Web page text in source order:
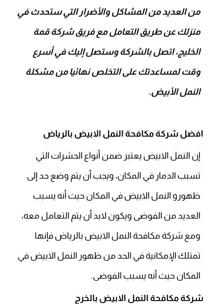
من العديد من المشاكل والأضرار التي ستحدث في
منزلك عن طريق التعامل مع فريق شركة قمة
الخليج، اتصل بالشركة وستصل إليك في أسرع
وقت لمساعدتك على التخلص نهائيا من مشكلة
النمل الأبيض.
افضل شركة مكافحة النمل الابيض بالرياض
إن النمل الابيض يعتبر ضمن أنواع الحشرات التي
تسبب الدمار في المكان، ويجب أن يتم وضع حد إلى
ظهورو النمل الابيض في المكان حيث أنه يسبب
العديد من الفوضى ويكون لابد أن يتم التعامل معه،
ومع شركة مكافحة النمل الابيض بالرياض فإنها
تمتلك الإمكانية في الحد من ظهور النمل الابيض في
المكان حيث أنه يسبب الفوضى.
شركة مكافحة النمل الابيض بالخرج